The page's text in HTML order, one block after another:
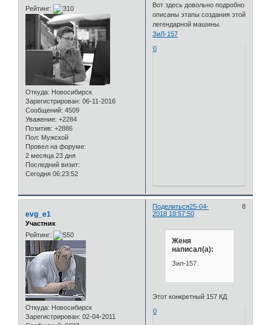
Рейтинг:
Откуда: Новосибирск
Зарегистрирован: 06-11-2016
Сообщений: 4509
Уважение: +2284
Позитив: +2886
Пол: Мужской
Провел на форуме:
2 месяца 23 дня
Последний визит:
Сегодня 06:23:52
Вот здесь довольно подробно
описаны этапы создания этой
легендарной машины.
ЗиЛ-157
0
Поделиться 8
25-04-
2018 18:57:50
evg_e1
Участник
Рейтинг:
Откуда: Новосибирск
Зарегистрирован: 02-04-2011
Женя
написал(а):
Зил-157.
Этот конкретный 157 КД
0